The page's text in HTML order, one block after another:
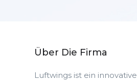
Über Die Firma
Luftwings ist ein